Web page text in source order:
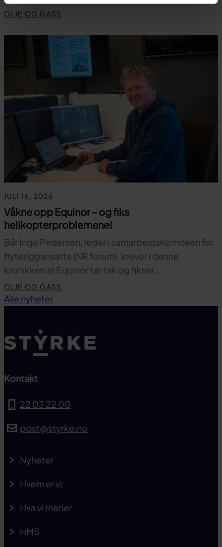
OLJE OG GASS
JULI 16, 2026
Våkne opp Equinor – og fiks
helikopterproblemene!
Bår Inge Pedersen, leder i samarbeidskomiteen for
flyteriggansatte (NR forum), krever i denne
kronikken at Equinor tar tak og fikser…
OLJE OG GASS
Alle nyheter
Kontakt
22 03 22 00
post@styrke.no
Nyheter
Hvem er vi
Hva vi mener
HMS